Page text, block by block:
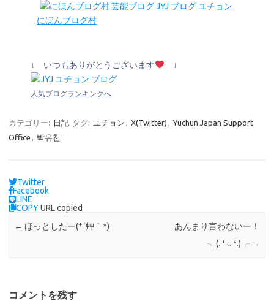
にほんブログ村
↓ いつもありがとうございます ↓
人気ブログランキングへ
カテゴリー: 日記 タグ: ユチョン , X(Twitter) , Yuchun Japan Support
Office , 박유천
Twitter
Facebook
LINE
COPYURL copied
← ほっとしたー(*´艸｀*)
あんまり言わないー！
╮⁠(⁠.⁠ ⁠❛⁠ ⁠ᴗ⁠ ⁠❛⁠.⁠)⁠╭ →
コメントを残す